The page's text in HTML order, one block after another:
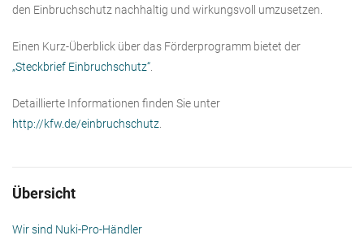
den Einbruchschutz nachhaltig und wirkungsvoll umzusetzen.
Einen Kurz-Überblick über das Förderprogramm bietet der
„Steckbrief Einbruchschutz“
Detaillierte Informationen finden Sie unter
http://kfw.de/einbruchschutz
Übersicht
Wir sind Nuki-Pro-Händler